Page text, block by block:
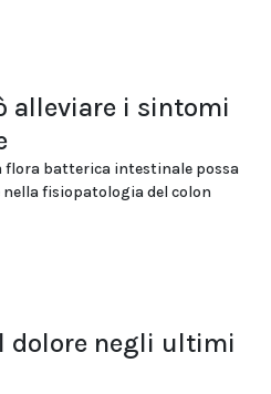
alleviare i sintomi
flora batterica intestinale possa
fisiopatologia del colon
dolore negli ultimi